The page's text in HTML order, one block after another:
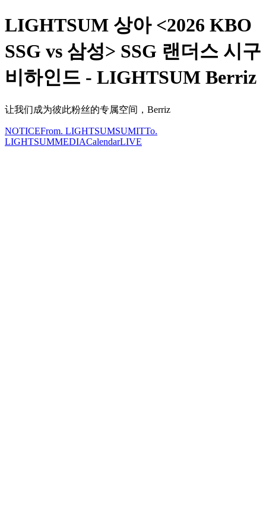
LIGHTSUM 상아 <2026 KBO
SSG vs 삼성> SSG 랜더스 시구
비하인드 - LIGHTSUM Berriz
让我们成为彼此粉丝的专属空间，Berriz
NOTICEFrom. LIGHTSUMSUMITTo.
LIGHTSUMMEDIACalendarLIVE